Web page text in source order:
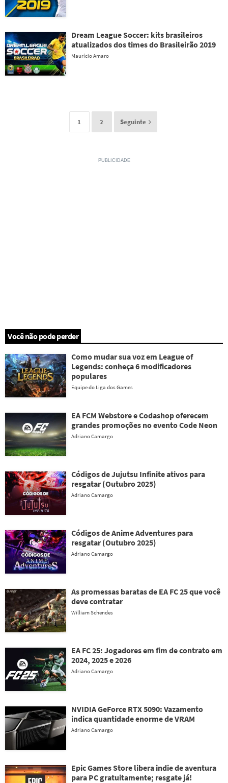
Dream League Soccer: kits brasileiros
atualizados dos times do Brasileirão 2019
Maurício Amaro
1 2 Seguinte
Você não pode perder
Como mudar sua voz em League of
Legends: conheça 6 modificadores
populares
Equipe do Liga dos Games
EA FCM Webstore e Codashop oferecem
grandes promoções no evento Code Neon
Adriano Camargo
Códigos de Jujutsu Infinite ativos para
resgatar (Outubro 2025)
Adriano Camargo
Códigos de Anime Adventures para
resgatar (Outubro 2025)
Adriano Camargo
As promessas baratas de EA FC 25 que você
deve contratar
William Schendes
EA FC 25: Jogadores em fim de contrato em
2024, 2025 e 2026
Adriano Camargo
NVIDIA GeForce RTX 5090: Vazamento
indica quantidade enorme de VRAM
Adriano Camargo
Epic Games Store libera indie de aventura
para PC gratuitamente; resgate já!